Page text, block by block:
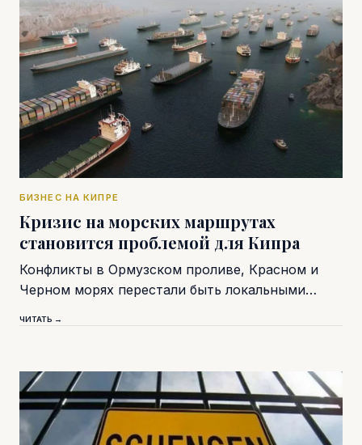
БИЗНЕС НА КИПРЕ
Кризис на морских маршрутах
становится проблемой для Кипра
Конфликты в Ормузском проливе, Красном и
Черном морях перестали быть локальными…
ЧИТАТЬ →